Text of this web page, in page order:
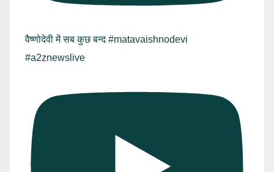
वैष्णोदेवी में सब कुछ बन्द #matavaishnodevi
#a2znewslive